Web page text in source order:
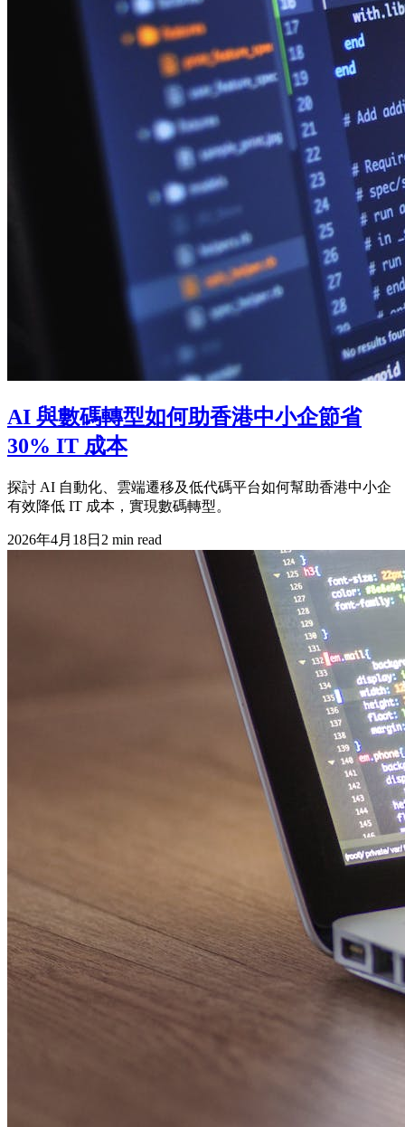
AI 與數碼轉型如何助香港中小企節省
30% IT 成本
探討 AI 自動化、雲端遷移及低代碼平台如何幫助香港中小企
有效降低 IT 成本，實現數碼轉型。
2026年4月18日 2 min read